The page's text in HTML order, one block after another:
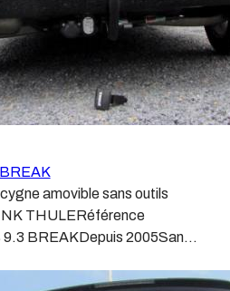
amovible sans outils
THULERéférence
BREAKDepuis 2005Sans
1600 kgValeur S 75